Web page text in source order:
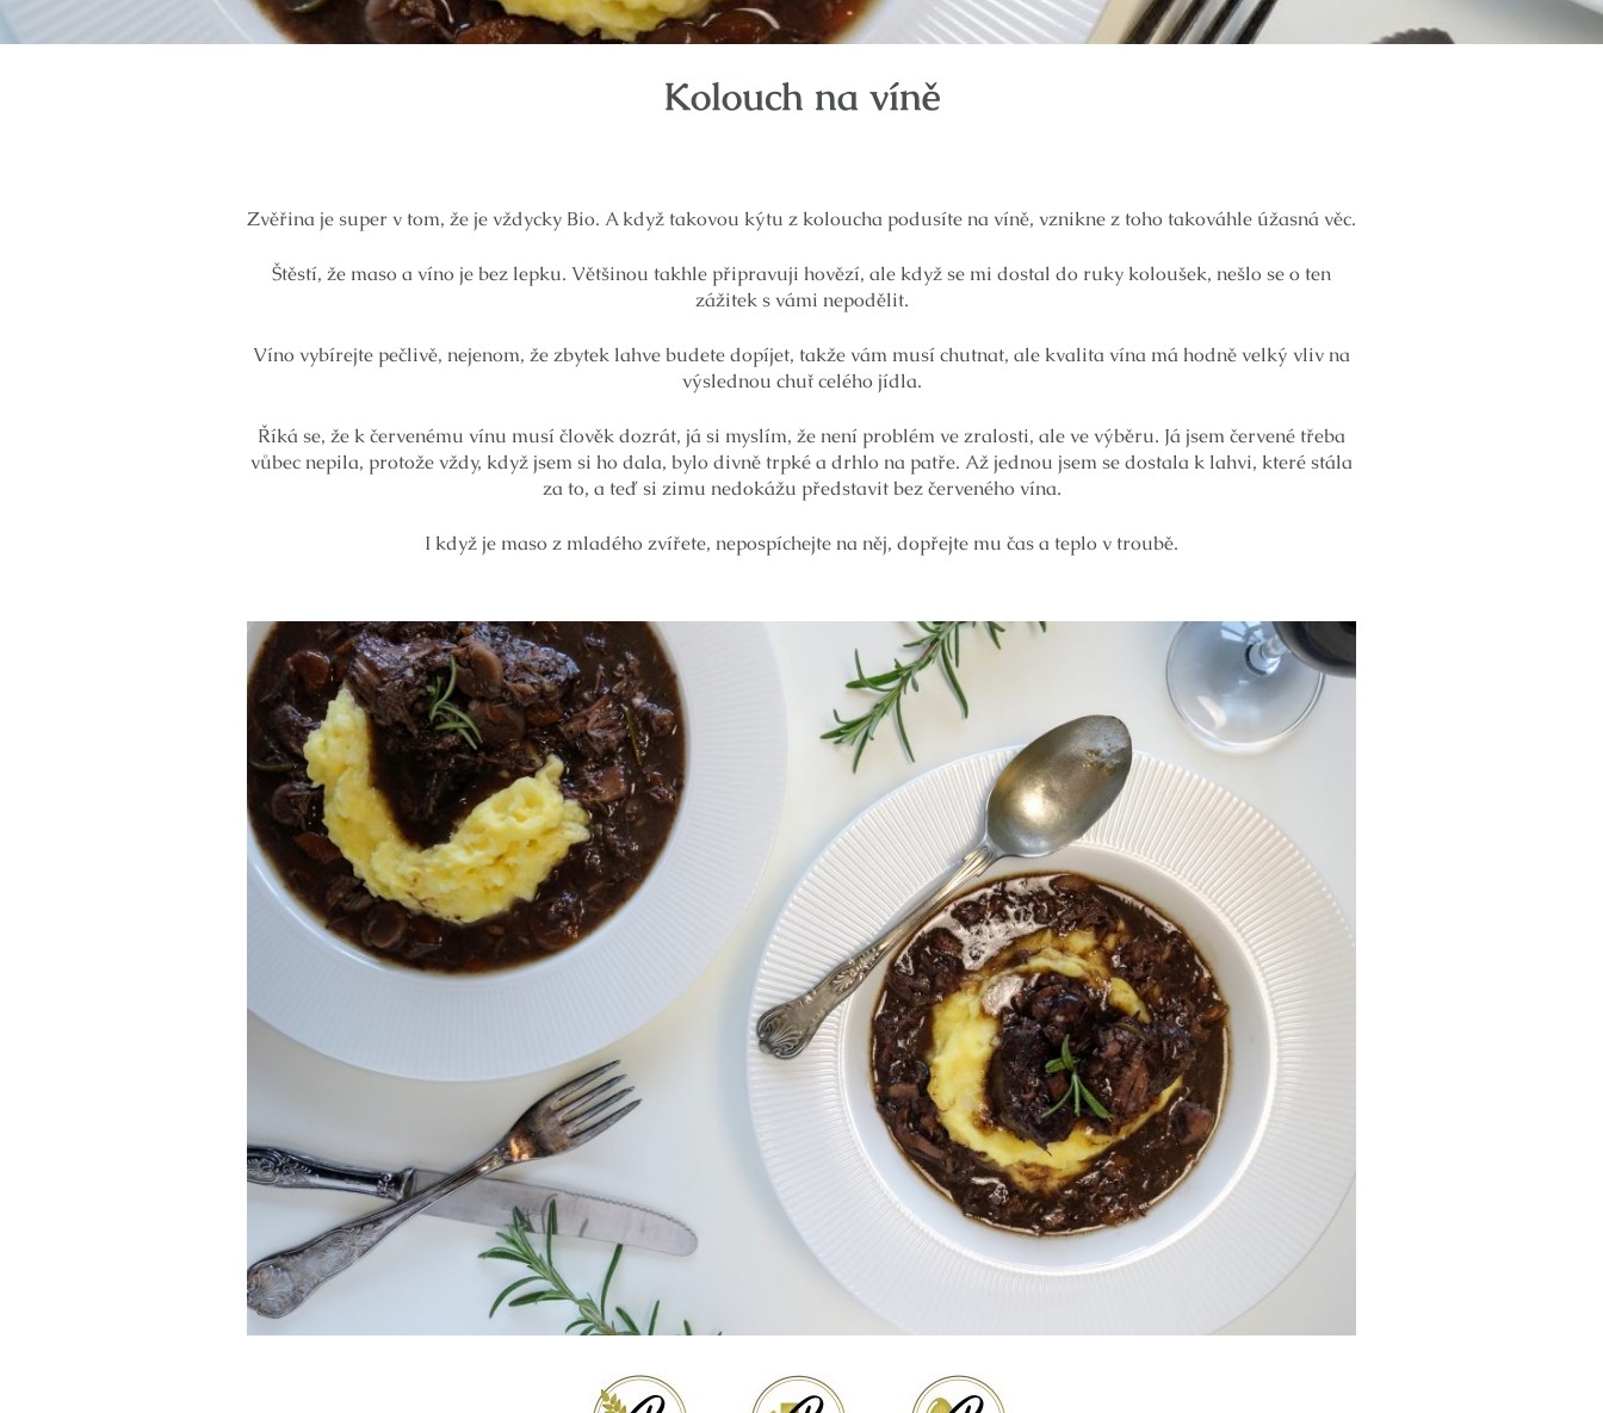
Kolouch na víně
Zvěřina je super v tom, že je vždycky Bio. A když takovou kýtu z koloucha podusíte na víně, vznikne z toho takováhle úžasná věc.
Štěstí, že maso a víno je bez lepku. Většinou takhle připravuji hovězí, ale když se mi dostal do ruky koloušek, nešlo se o ten
zážitek s vámi nepodělit.
Víno vybírejte pečlivě, nejenom, že zbytek lahve budete dopíjet, takže vám musí chutnat, ale kvalita vína má hodně velký vliv na
výslednou chuť celého jídla.
Říká se, že k červenému vínu musí člověk dozrát, já si myslím, že není problém ve zralosti, ale ve výběru. Já jsem červené třeba
vůbec nepila, protože vždy, když jsem si ho dala, bylo divně trpké a drhlo na patře. Až jednou jsem se dostala k lahvi, které stála
za to, a teď si zimu nedokážu představit bez červeného vína.
I když je maso z mladého zvířete, nepospíchejte na něj, dopřejte mu čas a teplo v troubě.